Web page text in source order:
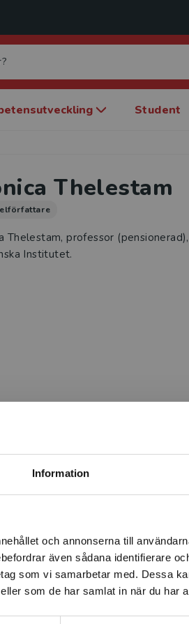
Information
och annonserna till
även sådana identifierare
som vi samarbetar med. Dessa
som de har samlat in när du har
fraktregion
du besöker studentlitteratur.se via
Vi erbjuder inte leveranser
slutföra ett köp måste
vara i Sverige.Läs mer
Student
Thelestam
Thelestam, professor
Institutet.
Produkter